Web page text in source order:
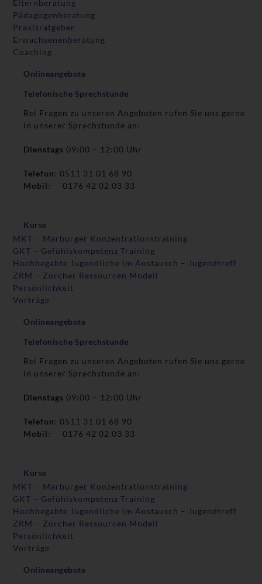
Elternberatung
Pädagogenberatung
Praxisratgeber
Erwachsenenberatung
Coaching
Onlineangebote
Telefonische Sprechstunde
Bei Fragen zu unseren Angeboten rufen Sie uns gerne
in unserer Sprechstunde an:
Dienstags09:00 – 12:00 Uhr
Telefon: 0511 31 01 68 90
Mobil: 0176 42 02 03 33
Kurse
MKT – Marburger Konzentrationstraining
GKT – Gefühlskompetenz Training
Hochbegabte Jugendliche im Austausch – Jugendtreff
ZRM – Zürcher Ressourcen Modell
Persönlichkeit
Vorträge
Onlineangebote
Telefonische Sprechstunde
Bei Fragen zu unseren Angeboten rufen Sie uns gerne
in unserer Sprechstunde an:
Dienstags09:00 – 12:00 Uhr
Telefon: 0511 31 01 68 90
Mobil: 0176 42 02 03 33
Kurse
MKT – Marburger Konzentrationstraining
GKT – Gefühlskompetenz Training
Hochbegabte Jugendliche im Austausch – Jugendtreff
ZRM – Zürcher Ressourcen Modell
Persönlichkeit
Vorträge
Onlineangebote